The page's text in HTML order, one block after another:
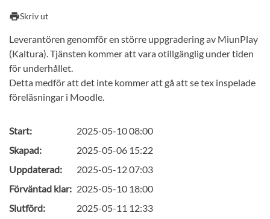
printSkriv ut
Leverantören genomför en större uppgradering av MiunPlay
(Kaltura). Tjänsten kommer att vara otillgänglig under tiden
för underhållet.
Detta medför att det inte kommer att gå att se tex inspelade
föreläsningar i Moodle.
Start:
2025-05-10 08:00
Skapad:
2025-05-06 15:22
Uppdaterad:
2025-05-12 07:03
Förväntad klar: 2025-05-10 18:00
Slutförd:
2025-05-11 12:33